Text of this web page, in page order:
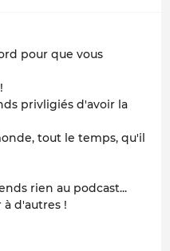
pour que vous
privligiés d'avoir la
tout le temps, qu'il
rien au podcast...
d'autres !